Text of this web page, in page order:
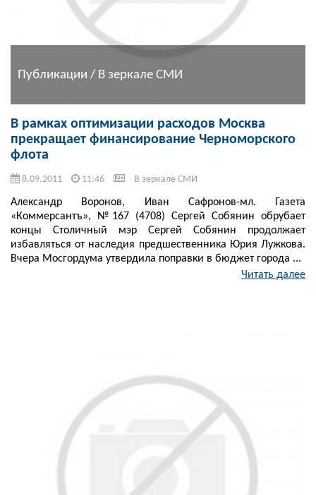
Публикации / В зеркале СМИ
В рамках оптимизации расходов Москва
прекращает финансирование Черноморского
флота
8.09.2011 11:46 В зеркале СМИ
Александр Воронов, Иван Сафронов-мл. Газета
«Коммерсантъ», №167 (4708) Сергей Собянин обрубает
концы Столичный мэр Сергей Собянин продолжает
избавляться от наследия предшественника Юрия Лужкова.
Вчера Мосгордума утвердила поправки в бюджет города ...
Читать далее